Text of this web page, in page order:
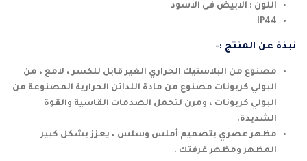
اللون : الابيض فى الاسود
IP44
نبذة عن المنتج :-
مصنوع من البلاستيك الحراري الغير قابل للكسر ، لامع ، من
البولي كربونات مصنوع من مادة اللدائن الحرارية المصنوعة من
البولي كربونات ، ومرن لتحمل الصدمات القاسية والقوة
الشديدة.
مظهر عصري بتصميم أملس وسلس ، يعزز بشكل كبير
المظهر ومظهر غرفتك .